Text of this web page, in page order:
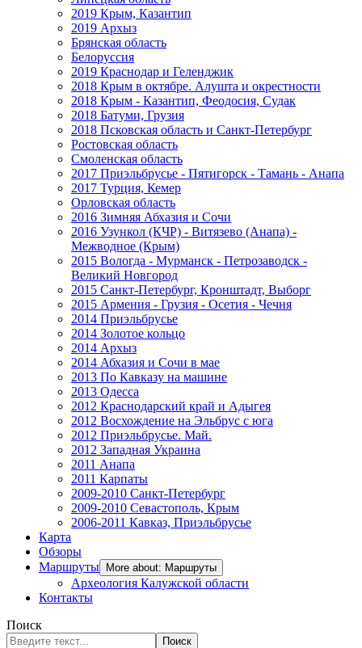
2019 Крым, Казантип
2019 Архыз
Брянская область
Белоруссия
2019 Краснодар и Геленджик
2018 Крым в октябре. Алушта и окрестности
2018 Крым - Казантип, Феодосия, Судак
2018 Батуми, Грузия
2018 Псковская область и Санкт-Петербург
Ростовская область
Смоленская область
2017 Приэльбрусье - Пятигорск - Тамань - Анапа
2017 Турция, Кемер
Орловская область
2016 Зимняя Абхазия и Сочи
2016 Узункол (КЧР) - Витязево (Анапа) -
Межводное (Крым)
2015 Вологда - Мурманск - Петрозаводск -
Великий Новгород
2015 Санкт-Петербург, Кронштадт, Выборг
2015 Армения - Грузия - Осетия - Чечня
2014 Приэльбрусье
2014 Золотое кольцо
2014 Архыз
2014 Абхазия и Сочи в мае
2013 По Кавказу на машине
2013 Одесса
2012 Краснодарский край и Адыгея
2012 Восхождение на Эльбрус с юга
2012 Приэльбрусье. Май.
2012 Западная Украина
2011 Анапа
2011 Карпаты
2009-2010 Санкт-Петербург
2009-2010 Севастополь, Крым
2006-2011 Кавказ, Приэльбрусье
Карта
Обзоры
Маршруты
More about: Маршруты
Археология Калужской области
Контакты
Поиск
Поиск